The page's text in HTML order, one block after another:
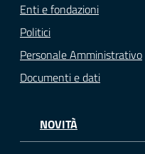
Enti e fondazioni
Politici
Personale Amministrativo
Documenti e dati
NOVITÀ